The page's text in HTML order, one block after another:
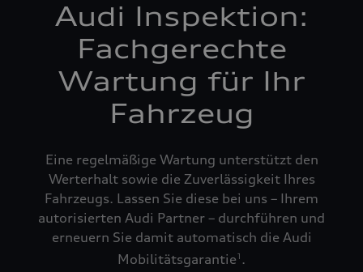
Audi Inspektion:
Fachgerechte
Wartung für Ihr
Fahrzeug
Eine regelmäßige Wartung unterstützt den
Werterhalt sowie die Zuverlässigkeit Ihres
Fahrzeugs. Lassen Sie diese bei uns – Ihrem
autorisierten Audi Partner – durchführen und
erneuern Sie damit automatisch die Audi
Mobilitätsgarantie1 .